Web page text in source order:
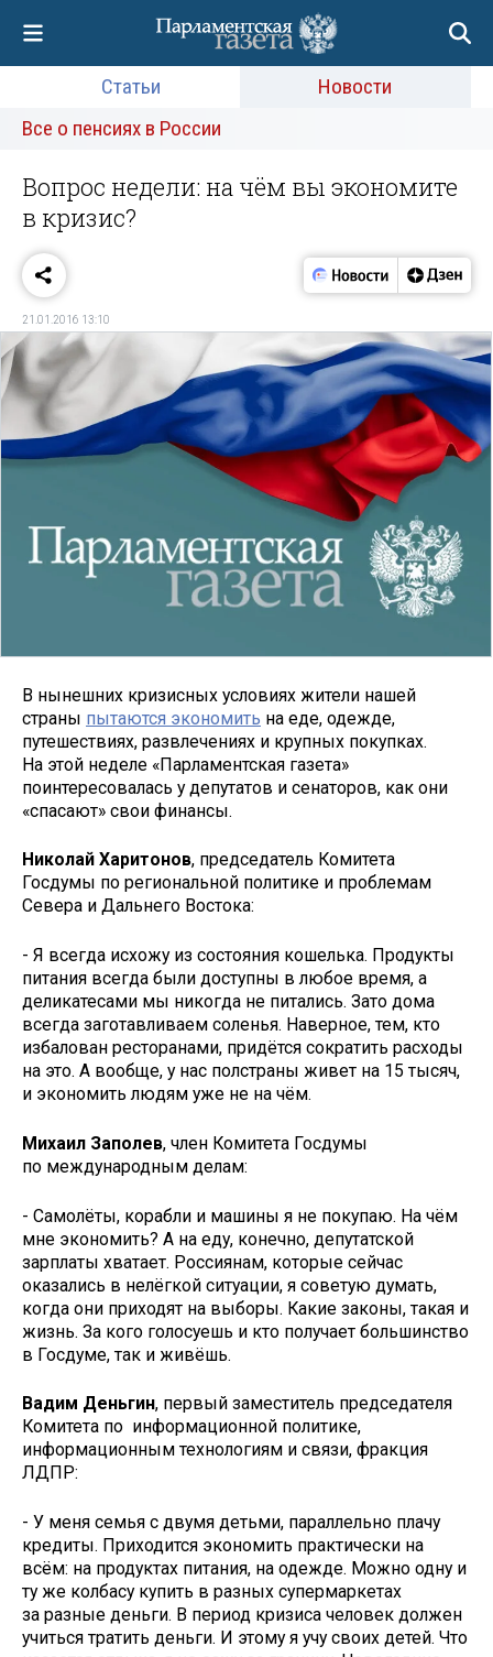
Статьи
Новости
Все о пенсиях в России
Вопрос недели: на чём вы экономите
в кризис?
21.01.2016 13:10
В нынешних кризисных условиях жители нашей
страны пытаются экономить на еде, одежде,
путешествиях, развлечениях и крупных покупках.
На этой неделе «Парламентская газета»
поинтересовалась у депутатов и сенаторов, как они
«спасают» свои финансы.
Николай Харитонов, председатель Комитета
Госдумы по региональной политике и проблемам
Севера и Дальнего Востока:
- Я всегда исхожу из состояния кошелька. Продукты
питания всегда были доступны в любое время, а
деликатесами мы никогда не питались. Зато дома
всегда заготавливаем соленья. Наверное, тем, кто
избалован ресторанами, придётся сократить расходы
на это. А вообще, у нас полстраны живет на 15 тысяч,
и экономить людям уже не на чём.
Михаил Заполев, член Комитета Госдумы
по международным делам:
- Самолёты, корабли и машины я не покупаю. На чём
мне экономить? А на еду, конечно, депутатской
зарплаты хватает. Россиянам, которые сейчас
оказались в нелёгкой ситуации, я советую думать,
когда они приходят на выборы. Какие законы, такая и
жизнь. За кого голосуешь и кто получает большинство
в Госдуме, так и живёшь.
Вадим Деньгин, первый заместитель председателя
Комитета по информационной политике,
информационным технологиям и связи, фракция
ЛДПР:
- У меня семья с двумя детьми, параллельно плачу
кредиты. Приходится экономить практически на
всём: на продуктах питания, на одежде. Можно одну и
ту же колбасу купить в разных супермаркетах
за разные деньги. В период кризиса человек должен
учиться тратить деньги. И этому я учу своих детей. Что